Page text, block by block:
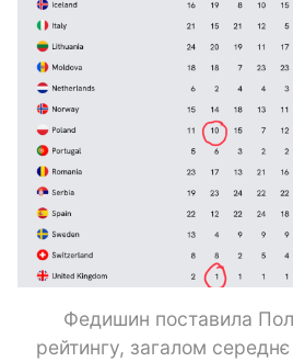
Федишин поставила
рейтингу, загалом